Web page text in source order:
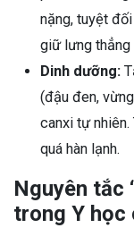
nặng, tuyệt
giữ lưng thẳng
Dinh dưỡng:
(đậu đen,
canxi tự
quá hàn lạnh.
Nguyên tắc
trong Y học